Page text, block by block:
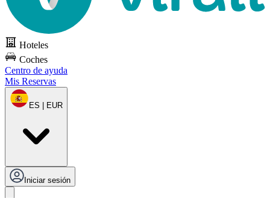
Hoteles
Coches
Centro de ayuda
Mis Reservas
ES | EUR
Iniciar sesión